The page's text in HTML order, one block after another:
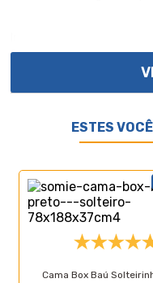
oferecemos
qualificados. Confira
elevadores e passagens.
Por se tratar de um
embalagem do produto
ESTES
Cama Box Baú